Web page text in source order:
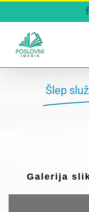
Šlep
Galerija